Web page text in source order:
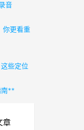
音
你更看重
些定位
南**
章